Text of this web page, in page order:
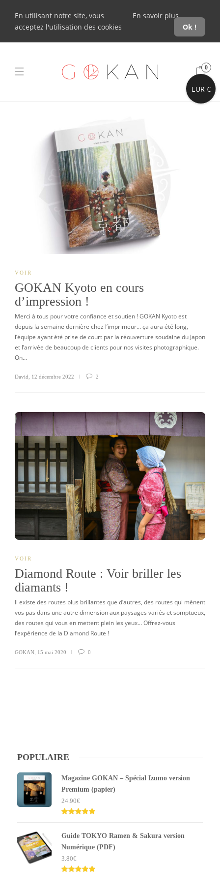
En utilisant notre site, vous
acceptez l'utilisation des cookies
En savoir plus
Ok !
0
VOIR
GOKAN Kyoto en cours
d’impression !
Merci à tous pour votre confiance et soutien ! GOKAN Kyoto est
depuis la semaine dernière chez l’imprimeur… ça aura été long,
l’équipe ayant été prise de court par la réouverture soudaine du Japon
et l’arrivée de beaucoup de clients pour nos visites photographique.
On…
David 12 décembre 2022 2
VOIR
Diamond Route : Voir briller les
diamants !
Il existe des routes plus brillantes que d’autres, des routes qui mènent
vos pas dans une autre dimension aux paysages variés et somptueux,
des routes qui vous en mettent plein les yeux… Offrez-vous
l’expérience de la Diamond Route !
GOKAN 15 mai 2020 0
POPULAIRE
Magazine GOKAN – Spécial Izumo version
Premium (papier)
24.90€
sur 5
Guide TOKYO Ramen & Sakura version
Numérique (PDF)
3.80€
EUR €